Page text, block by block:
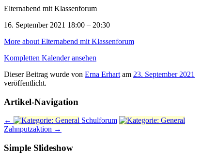
Elternabend mit Klassenforum
16. September 2021 18:00 – 20:30
More about Elternabend mit Klassenforum
Kompletten Kalender ansehen
Dieser Beitrag wurde von Erna Erhart am 23. September 2021
veröffentlicht.
Artikel-Navigation
←
Schulforum
Zahnputzaktion →
Simple Slideshow